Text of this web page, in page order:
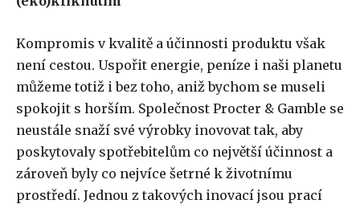
Kompromis v kvalitě a účinnosti produktu však
není cestou. Uspořit energie, peníze i naši planetu
můžeme totiž i bez toho, aniž bychom se museli
spokojit s horším. Společnost Procter & Gamble se
neustále snaží své výrobky inovovat tak, aby
poskytovaly spotřebitelům co největší účinnost a
zároveň byly co nejvíce šetrné k životnímu
prostředí. Jednou z takových inovací jsou prací